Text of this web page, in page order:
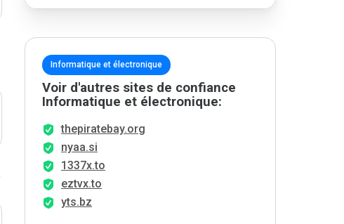
Informatique et électronique
Voir d'autres sites de confiance
Informatique et électronique:
thepiratebay.org
nyaa.si
1337x.to
eztvx.to
yts.bz